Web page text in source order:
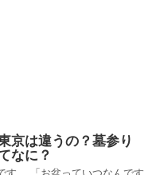
京は違うの？墓参り
なに？